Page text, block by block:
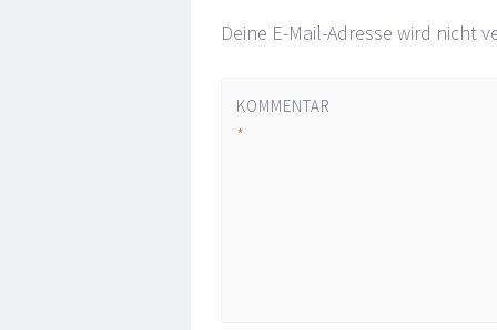
Deine E-Mail-Adresse wird nicht
KOMMENTAR
*